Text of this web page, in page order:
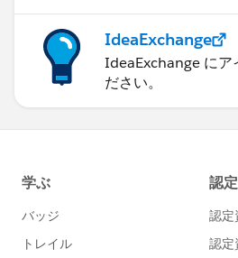
IdeaExchange
IdeaExchange にア
ださい。